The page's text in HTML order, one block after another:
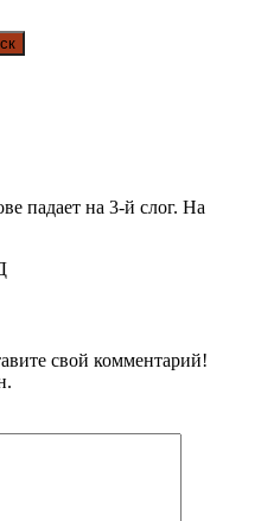
падает на 3-й слог. На
свой комментарий!